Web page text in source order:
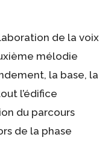
de la voix
mélodie
la base, la
l’édifice
du parcours
de la phase